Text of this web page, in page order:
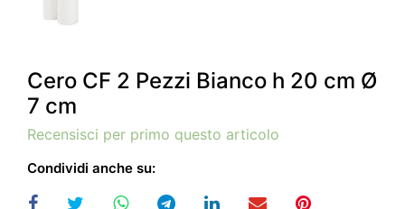
Cero CF 2 Pezzi Bianco h 20 cm Ø
7 cm
Recensisci per primo questo articolo
Condividi anche su: